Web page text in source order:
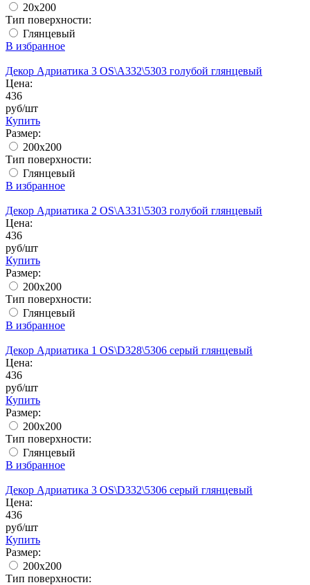
20х200
Тип поверхности:
Глянцевый
В избранное
Декор Адриатика 3 OS\A332\5303 голубой глянцевый
Цена:
436
руб/шт
Купить
Размер:
200x200
Тип поверхности:
Глянцевый
В избранное
Декор Адриатика 2 OS\A331\5303 голубой глянцевый
Цена:
436
руб/шт
Купить
Размер:
200x200
Тип поверхности:
Глянцевый
В избранное
Декор Адриатика 1 OS\D328\5306 серый глянцевый
Цена:
436
руб/шт
Купить
Размер:
200x200
Тип поверхности:
Глянцевый
В избранное
Декор Адриатика 3 OS\D332\5306 серый глянцевый
Цена:
436
руб/шт
Купить
Размер:
200x200
Тип поверхности: